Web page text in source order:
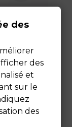
des
des
et
sur le
des